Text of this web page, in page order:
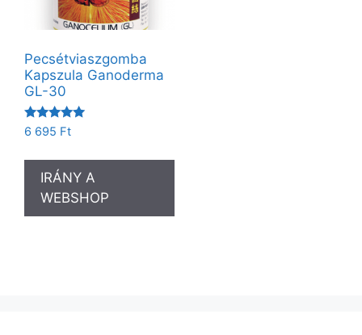
Pecsétviaszgomba
Kapszula Ganoderma
GL-30
Értékelés:
5.00
6 695 Ft
IRÁNY A
WEBSHOP